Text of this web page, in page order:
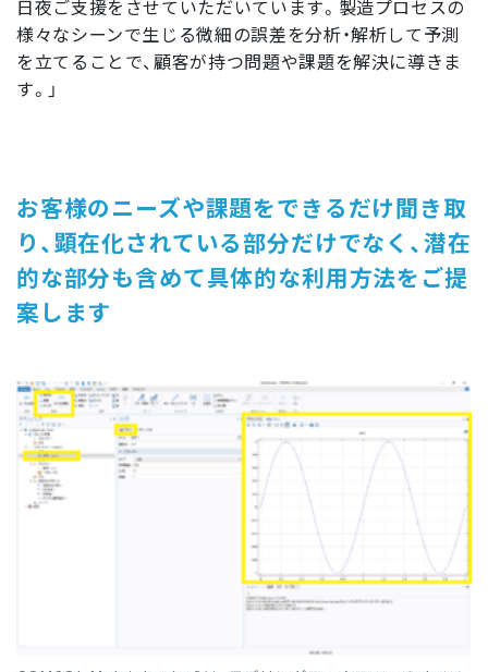
日夜ご支援をさせていただいています。製造プロセスの
様々なシーンで生じる微細の誤差を分析・解析して予測
を立てることで、顧客が持つ問題や課題を解決に導きま
す。」
お客様のニーズや課題をできるだけ聞き取
り、顕在化されている部分だけでなく、潜在
的な部分も含めて具体的な利用方法をご提
案します